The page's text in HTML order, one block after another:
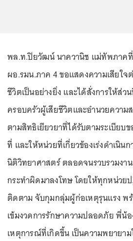
พล.ท.ปิยวัฒน์ นาควานิช แม่ทัพภาคที่
ผอ.รมน.ภาค 4 ขอแสดงความเสียใจ
ชีวิตเป็นอย่างยิ่ง และได้สั่งการให้ส่ว
ครอบครัวผู้เสียชีวิตและอำนวยความ
ตามสิทธิเยียวยาที่ได้รับตามระเบียบ
ที่ และให้หน่วยที่เกี่ยวข้องเร่งดำเนิน
นิติวิทยาศาสตร์ ตลอดจนรวบรวมงา
กระทำผิดมาลงโทษ โดยให้ทุกหน่วย
ติดตาม จับกุมกลุ่มผู้ก่อเหตุรุนแรง พ
เข้มงวดการรักษาความปลอดภัย พี่น้
เหตุการณ์ที่เกิดขึ้น เป็นความพยายา